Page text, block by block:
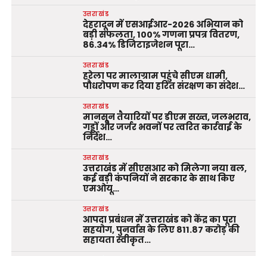
उत्तराखंड
देहरादून में एसआईआर-2026 अभियान को
बड़ी सफलता, 100% गणना प्रपत्र वितरण,
86.34% डिजिटाइजेशन पूरा…
उत्तराखंड
हरेला पर मालाग्राम पहुंचे सीएम धामी,
पौधरोपण कर दिया हरित संरक्षण का संदेश…
उत्तराखंड
मानसून तैयारियों पर डीएम सख्त, जलभराव,
गड्ढों और जर्जर भवनों पर त्वरित कार्रवाई के
निर्देश…
उत्तराखंड
उत्तराखंड में सीएसआर को मिलेगा नया बल,
कई बड़ी कंपनियों ने सरकार के साथ किए
एमओयू…
उत्तराखंड
आपदा प्रबंधन में उत्तराखंड को केंद्र का पूरा
सहयोग, पुनर्वास के लिए 811.87 करोड़ की
सहायता स्वीकृत…